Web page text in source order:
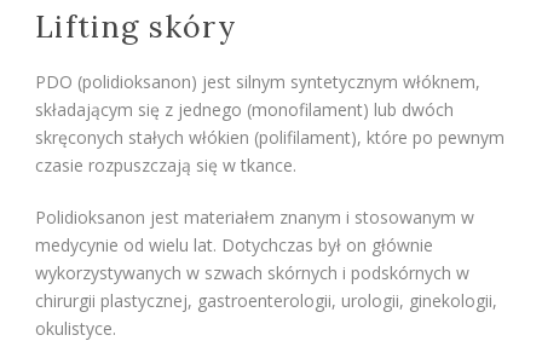
Lifting skóry
PDO (polidioksanon) jest silnym syntetycznym włóknem,
składającym się z jednego (monofilament) lub dwóch
skręconych stałych włókien (polifilament), które po pewnym
czasie rozpuszczają się w tkance.
Polidioksanon jest materiałem znanym i stosowanym w
medycynie od wielu lat. Dotychczas był on głównie
wykorzystywanych w szwach skórnych i podskórnych w
chirurgii plastycznej, gastroenterologii, urologii, ginekologii,
okulistyce.